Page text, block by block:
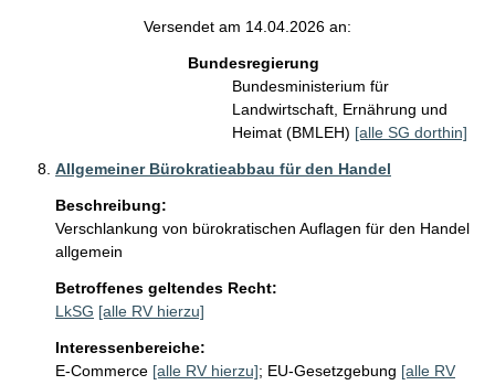
Versendet am 14.04.2026 an:
Bundesregierung
Bundesministerium für
Landwirtschaft, Ernährung und
Heimat (BMLEH) [alle SG dorthin]
Allgemeiner Bürokratieabbau für den Handel
Beschreibung:
Verschlankung von bürokratischen Auflagen für den Handel
allgemein
Betroffenes geltendes Recht:
LkSG [alle RV hierzu]
Interessenbereiche:
E-Commerce [alle RV hierzu]; EU-Gesetzgebung [alle RV